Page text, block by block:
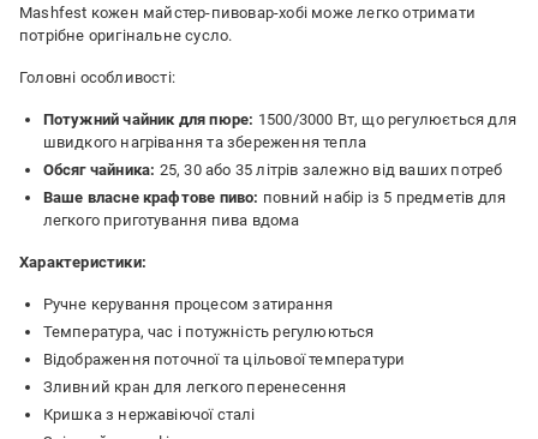
Mashfest кожен майстер-пивовар-хобі може легко отримати
потрібне оригінальне сусло.
Головні особливості:
Потужний чайник для пюре: 1500/3000 Вт, що регулюється для
швидкого нагрівання та збереження тепла
Обсяг чайника: 25, 30 або 35 літрів залежно від ваших потреб
Ваше власне крафтове пиво: повний набір із 5 предметів для
легкого приготування пива вдома
Характеристики:
Ручне керування процесом затирання
Температура, час і потужність регулюються
Відображення поточної та цільової температури
Зливний кран для легкого перенесення
Кришка з нержавіючої сталі